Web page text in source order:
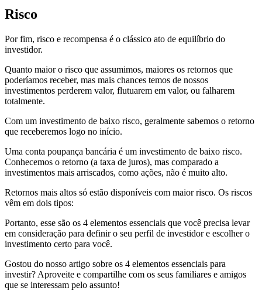
Risco
Por fim, risco e recompensa é o clássico ato de equilíbrio do
investidor.
Quanto maior o risco que assumimos, maiores os retornos que
poderíamos receber, mas mais chances temos de nossos
investimentos perderem valor, flutuarem em valor, ou falharem
totalmente.
Com um investimento de baixo risco, geralmente sabemos o retorno
que receberemos logo no início.
Uma conta poupança bancária é um investimento de baixo risco.
Conhecemos o retorno (a taxa de juros), mas comparado a
investimentos mais arriscados, como ações, não é muito alto.
Retornos mais altos só estão disponíveis com maior risco. Os riscos
vêm em dois tipos:
Portanto, esse são os 4 elementos essenciais que você precisa levar
em consideração para definir o seu perfil de investidor e escolher o
investimento certo para você.
Gostou do nosso artigo sobre os 4 elementos essenciais para
investir? Aproveite e compartilhe com os seus familiares e amigos
que se interessam pelo assunto!